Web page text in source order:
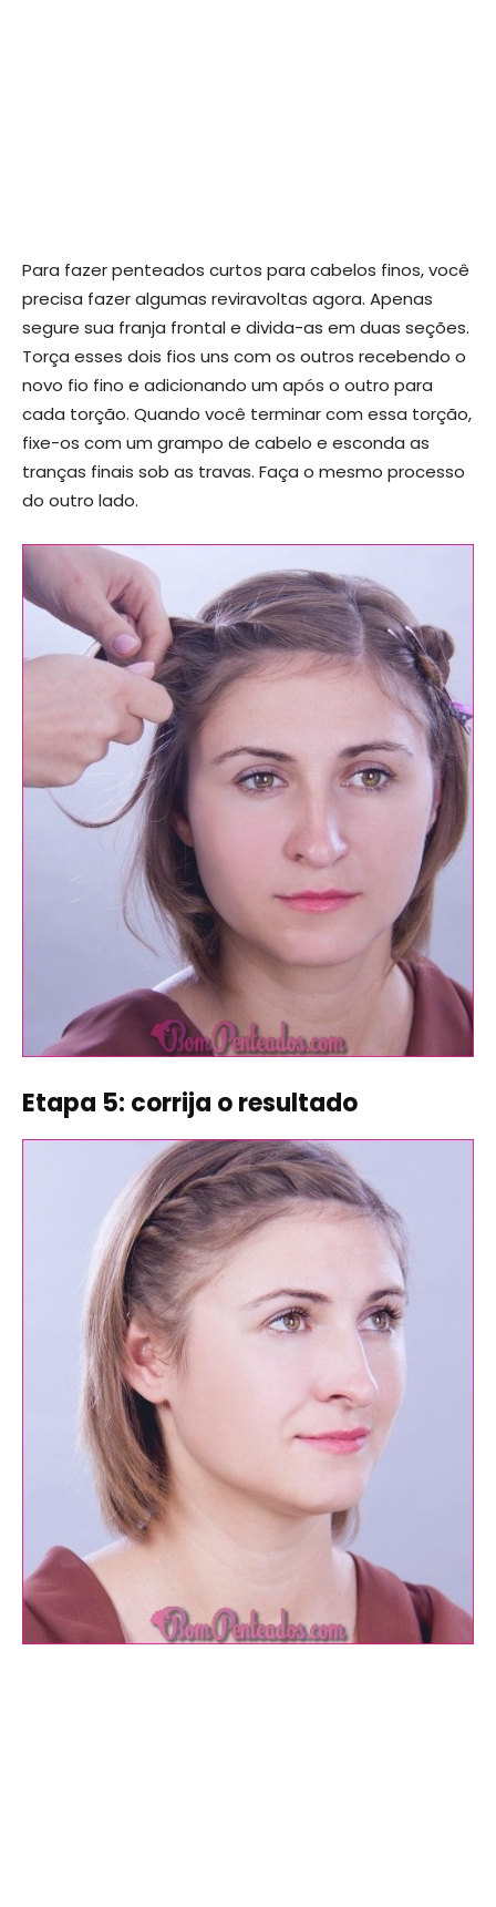
Para fazer penteados curtos para cabelos finos, você
precisa fazer algumas reviravoltas agora. Apenas
segure sua franja frontal e divida-as em duas seções.
Torça esses dois fios uns com os outros recebendo o
novo fio fino e adicionando um após o outro para
cada torção. Quando você terminar com essa torção,
fixe-os com um grampo de cabelo e esconda as
tranças finais sob as travas. Faça o mesmo processo
do outro lado.
Etapa 5: corrija o resultado